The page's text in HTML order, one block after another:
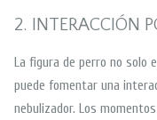
2. INTERACCIÓN
La figura de perro no solo
puede fomentar una
nebulizador. Los